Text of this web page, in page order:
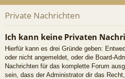
Private Nachrichten
Ich kann keine Privaten
Hierfür kann es drei Gründe geben:
oder nicht angemeldet, oder die Board-
Nachrichten für das komplette Forum
sein, dass der Administrator dir das